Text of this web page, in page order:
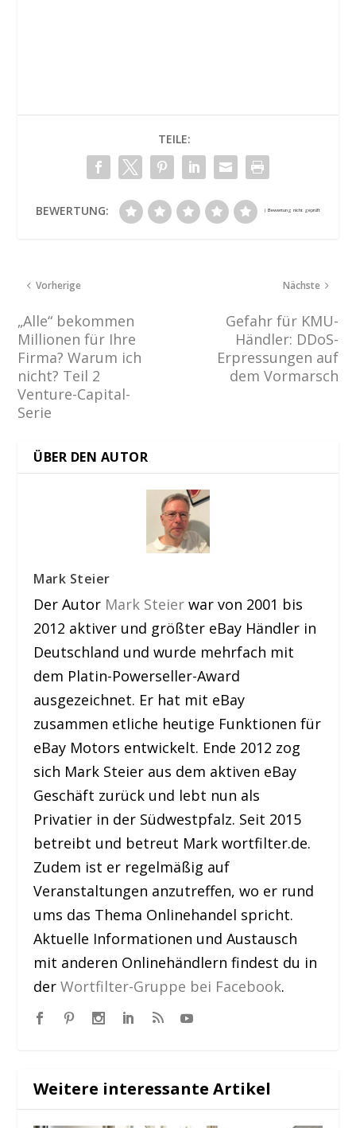
TEILE:
BEWERTUNG:
Vorherige
„Alle“ bekommen
Millionen für Ihre
Firma? Warum ich
nicht? Teil 2
Venture-Capital-
Serie
Nächste
Gefahr für KMU-
Händler: DDoS-
Erpressungen auf
dem Vormarsch
ÜBER DEN AUTOR
Mark Steier
Der Autor Mark Steier war von 2001 bis
2012 aktiver und größter eBay Händler in
Deutschland und wurde mehrfach mit
dem Platin-Powerseller-Award
ausgezeichnet. Er hat mit eBay
zusammen etliche heutige Funktionen für
eBay Motors entwickelt. Ende 2012 zog
sich Mark Steier aus dem aktiven eBay
Geschäft zurück und lebt nun als
Privatier in der Südwestpfalz. Seit 2015
betreibt und betreut Mark wortfilter.de.
Zudem ist er regelmäßig auf
Veranstaltungen anzutreffen, wo er rund
ums das Thema Onlinehandel spricht.
Aktuelle Informationen und Austausch
mit anderen Onlinehändlern findest du in
derWortfilter-Gruppe bei Facebook.
Weitere interessante Artikel